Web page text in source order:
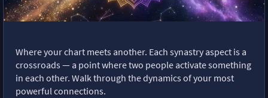
Where your chart meets another. Each synastry aspect is a
crossroads — a point where two people activate something
in each other. Walk through the dynamics of your most
powerful connections.